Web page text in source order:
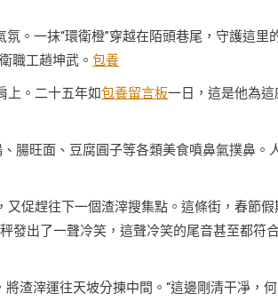
。一抹“環衛橙”穿越在陌頭巷尾，守護這里
職工趙坤武。 包養
上。二十五年如包養留言板一日，這是他為這
腸旺面、豆腐圓子等各類美食噴鼻氣撲鼻。
促趕往下一個渣滓搜集點。這條街，春節假
秤發出了一聲冷笑，這聲冷笑的尾音甚至都符
渣滓運往天坡分揀中間。“這邊剛清干凈，